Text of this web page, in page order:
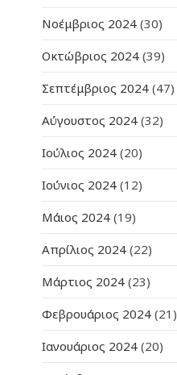
Νοέμβριος 2024 (30)
Οκτώβριος 2024 (39)
Σεπτέμβριος 2024 (47)
Αύγουστος 2024 (32)
Ιούλιος 2024 (20)
Ιούνιος 2024 (12)
Μάιος 2024 (19)
Απρίλιος 2024 (22)
Μάρτιος 2024 (23)
Φεβρουάριος 2024 (21)
Ιανουάριος 2024 (20)